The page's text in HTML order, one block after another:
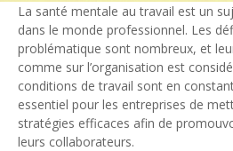
La santé mentale au travail est un
dans le monde professionnel. Les
problématique sont nombreux, et
comme sur l’organisation est
conditions de travail sont en
essentiel pour les entreprises de
stratégies efficaces afin de
leurs collaborateurs.